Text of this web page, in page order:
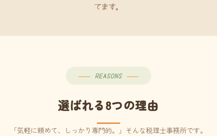
てます。
REASONS
選ばれる8つの理由
「気軽に頼めて、しっかり専門的。」そんな税理士事務所です。